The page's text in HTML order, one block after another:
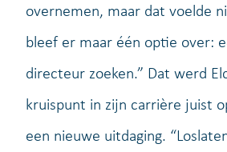
overnemen, maar dat voelde
bleef er maar één optie over:
directeur zoeken.” Dat werd
kruispunt in zijn carrière juist
een nieuwe uitdaging.